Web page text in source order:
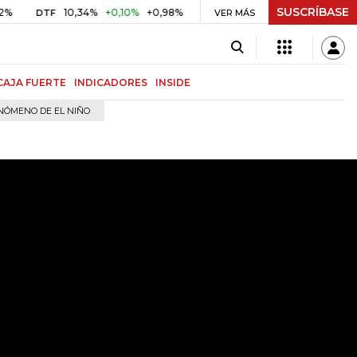
10,34% +0,10% +0,98% UVR $ 416,81 +$ 0,05 +0,01%
VER MÁS SUSCRÍBASE
FUERTE INDICADORES INSIDE
DE EL NIÑO